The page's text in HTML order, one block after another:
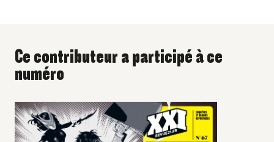
Ce contributeur a participé à ce
numéro